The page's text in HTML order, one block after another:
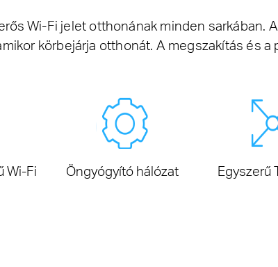
Wi-Fi jelet otthonának minden sarkában.
körbejárja otthonát. A megszakítás és a
Wi-Fi Öngyógyító hálózat Egyszerű